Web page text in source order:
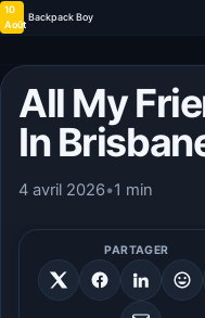
10
Août
Backpack Boy
All My
In
4 avril 2026•1 min
PARTAGER